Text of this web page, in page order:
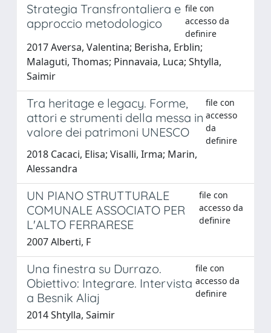
Strategia Transfrontaliera e
approccio metodologico
file con
accesso da
definire
2017 Aversa, Valentina; Berisha, Erblin;
Malaguti, Thomas; Pinnavaia, Luca; Shtylla,
Saimir
Tra heritage e legacy. Forme,
attori e strumenti della messa in
valore dei patrimoni UNESCO
file con
accesso
da
definire
2018 Cacaci, Elisa; Visalli, Irma; Marin,
Alessandra
UN PIANO STRUTTURALE
COMUNALE ASSOCIATO PER
L'ALTO FERRARESE
file con
accesso da
definire
2007 Alberti, F
Una finestra su Durrazo.
Obiettivo: Integrare. Intervista
a Besnik Aliaj
file con
accesso da
definire
2014 Shtylla, Saimir